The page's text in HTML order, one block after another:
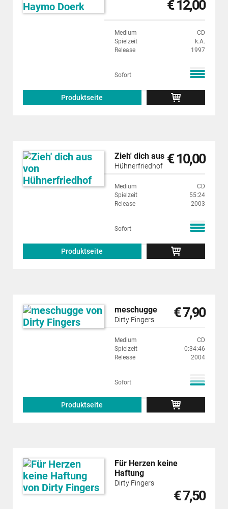
€ 12,00
Medium
CD
Spielzeit
k.A.
Release
1997
Sofort
Produktseite
Zieh' dich aus
Hühnerfriedhof € 10,00
Medium
CD
Spielzeit
55:24
Release
2003
Sofort
Produktseite
meschugge
Dirty Fingers € 7,90
Medium
CD
Spielzeit
0:34:46
Release
2004
Sofort
Produktseite
Für Herzen keine
Haftung
Dirty Fingers
€ 7,50